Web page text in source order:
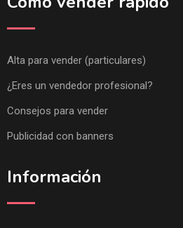
Alta para vender (particulares)
¿Eres un vendedor profesional?
Consejos para vender
Publicidad con banners
Información